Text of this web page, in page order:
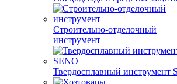
Строительно-отделочный
инструмент
Твердосплавный инструмент